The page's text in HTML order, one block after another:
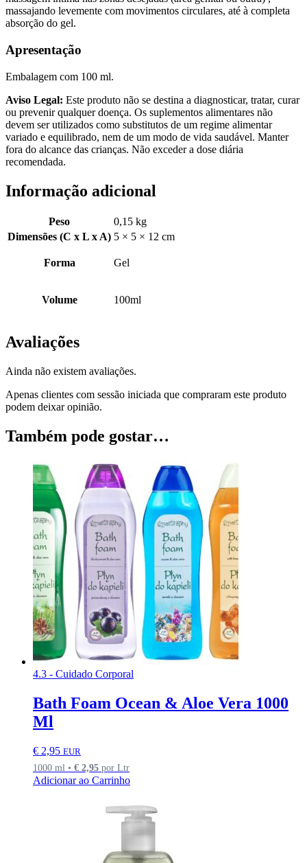
massajando levemente com movimentos circulares, até à completa
absorção do gel.
Apresentação
Embalagem com 100 ml.
Aviso Legal: Este produto não se destina a diagnosticar, tratar, curar
ou prevenir qualquer doença. Os suplementos alimentares não
devem ser utilizados como substitutos de um regime alimentar
variado e equilibrado, nem de um modo de vida saudável. Manter
fora do alcance das crianças. Não exceder a dose diária
recomendada.
Informação adicional
Peso
0,15 kg
Dimensões (C x L x A) 5 × 5 × 12 cm
Forma Gel
Volume 100ml
Avaliações
Ainda não existem avaliações.
Apenas clientes com sessão iniciada que compraram este produto
podem deixar opinião.
Também pode gostar…
4.3 - Cuidado Corporal
Bath Foam Ocean & Aloe Vera 1000
Ml
€ 2,95 EUR
1000 ml • € 2,95 por Ltr
Adicionar ao Carrinho